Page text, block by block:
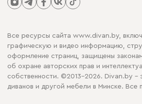
Все ресурсы сайта www.divan.by,
графическую и видео информацию,
оформление страниц, защищены
об охране авторских прав и
собственности. ©2013-2026. Divan.by -
диванов и другой мебели в Минске. Все